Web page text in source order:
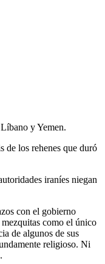
y Yemen.
de los rehenes que duró
iraníes niegan
con el gobierno
como el único
de algunos de sus
religioso. Ni